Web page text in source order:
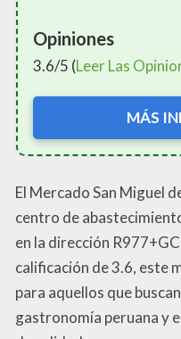
Opiniones
3.6/5 (Leer Las
MÁS
El Mercado San Miguel
centro de
en la dirección
calificación de 3.6, este
para aquellos que
gastronomía peruana y